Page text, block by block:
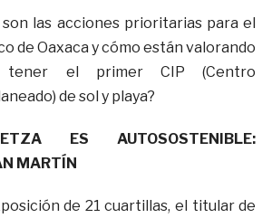
son las acciones prioritarias para el
de Oaxaca y cómo están valorando
el primer CIP (Centro
de sol y playa?
ES AUTOSOSTENIBLE:
MARTÍN
de 21 cuartillas, el titular de